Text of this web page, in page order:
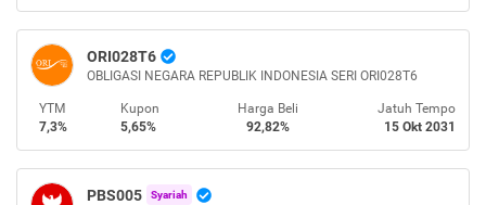
ORI028T6
OBLIGASI NEGARA REPUBLIK INDONESIA SERI ORI028T6
YTM
7,3%
Kupon
5,65%
Harga Beli
92,82%
Jatuh Tempo
15 Okt 2031
PBS005 Syariah